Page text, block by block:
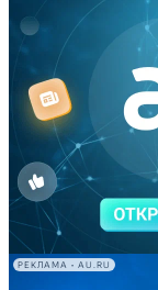
РЕКЛАМА • AU.RU